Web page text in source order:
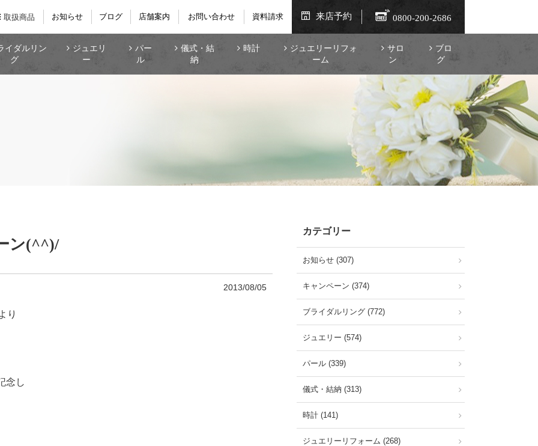
取扱商品 お知らせ ブログ 店舗案内 お問い合わせ 資料請求 来店予約 0800-200-2686
イダルリン
グ
ジュエリ
ー
パー
ル
儀式・結
納
時計
ジュエリーリフォ
ーム
サロ
ン
ブロ
グ
ン(^^)/
2013/08/05
り
念し
カテゴリー
お知らせ (307)
キャンペーン (374)
ブライダルリング (772)
ジュエリー (574)
パール (339)
儀式・結納 (313)
時計 (141)
ジュエリーリフォーム (268)